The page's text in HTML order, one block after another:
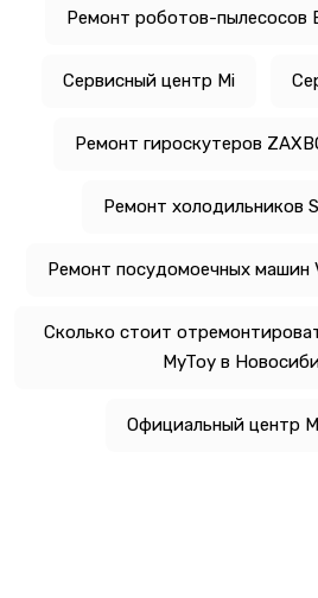
Ремонт роботов-пылесосов
Сервисный центр Mi
Ремонт гироскутеров
Ремонт холодильников
Ремонт посудомоечных машин
Сколько стоит
MyToy в
Официальный центр